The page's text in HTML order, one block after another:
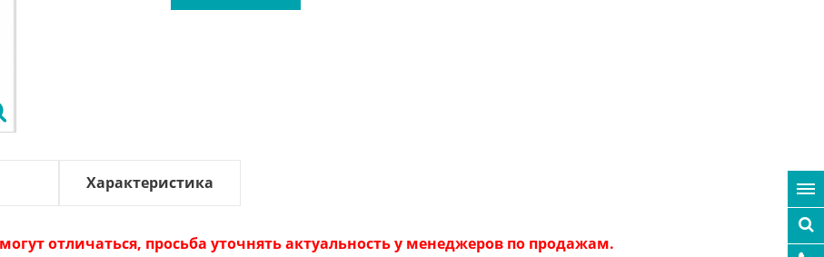
Характеристика
отличаться, просьба уточнять актуальность у менеджеров по продажам.